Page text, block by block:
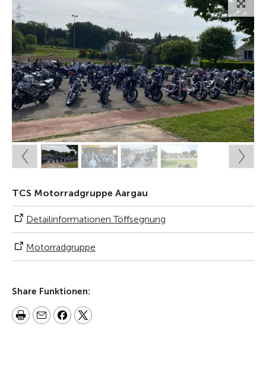
TCS Motorradgruppe Aargau
Detailinformationen Töffsegnung
Motorradgruppe
Share Funktionen: